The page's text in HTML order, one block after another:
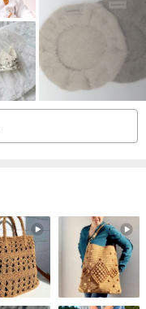
いないため、一部のア
合があります。これは
、すべての人の好みに